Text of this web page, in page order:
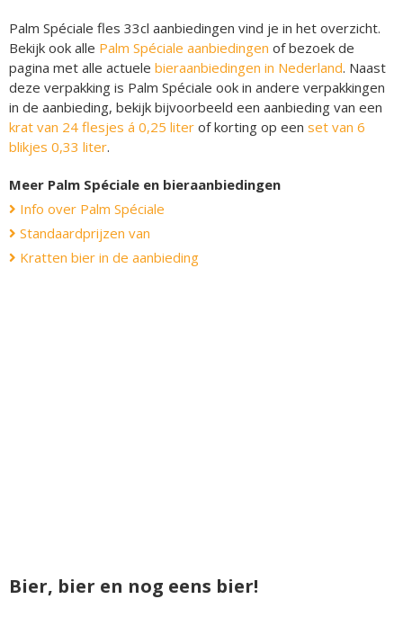
Palm Spéciale fles 33cl aanbiedingen vind je in het overzicht.
Bekijk ook alle Palm Spéciale aanbiedingen of bezoek de
pagina met alle actuele bieraanbiedingen in Nederland. Naast
deze verpakking is Palm Spéciale ook in andere verpakkingen
in de aanbieding, bekijk bijvoorbeeld een aanbieding van een
krat van 24 flesjes á 0,25 liter of korting op een set van 6
blikjes 0,33 liter.
Meer Palm Spéciale en bieraanbiedingen
Info over Palm Spéciale
Standaardprijzen van
Kratten bier in de aanbieding
Bier, bier en nog eens bier!